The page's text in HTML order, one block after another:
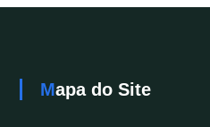
Mapa do Site